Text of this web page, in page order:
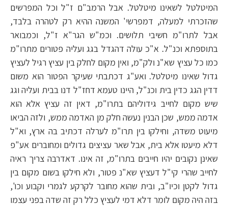
המיטלטל לשאינו מיטלטל. אבל הרמב"ם ז"ל וכל המפרשים
שהזכרתי למעלה, דמפרשי' המשנה ההיא רק לטהרה בלבד,
אבל לתרו"מ חשיבי תלושים. וכמ"ש הגר"א ז"ל, וכמבואר
בתוספתא וכנ"ל. א"כ עולה דהגדל בגג ועליה פטורים מתרו"מ
כמו כל עציץ שא"נ ולק"מ, ואין מקום לחלק בין עציץ רגיל לעציץ
גדול שאינו מיטלטל. ואע"ג דכתבתי שעיקר הפטור הוא משום
דדין הגג כדין בית וכנ"ל, היינו טעמא דחז"ל דנו בבית ועליה וגג
שיש מקום לחייב גידוליהם בתרו"מ, דאין זה עציץ אלא הוא
אדמה ממש, שכן הבנין נעשה חלק מן האדמה ממש, ולזה הביאו
מיעוט משדה, וחילקו בין תרו"מ לערלה דכתיב בה ארץ, וא"ל
דלא מיעטו אלא בית, אבל שאר עציצים גדולים ומחוברים אע"פ
שאינן נקובים יהיו חייבים בתרו"מ, זה אינו. דאדרבה צריך ראיה
לחייב שהרי קי"ל דעציץ שא"נ פטור, ולא חילקו בשום מקום בין
גדול לקטן וכיו"ב, ובית שהוא מחובר לקרקע לגמרי וקבוע וכו',
בזה היה מקום לומר דלא דמי לעציץ כלל רק זה שדה בפני עצמו